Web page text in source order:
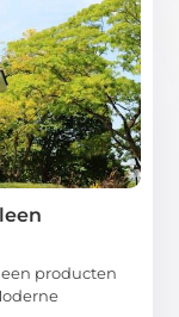
producten